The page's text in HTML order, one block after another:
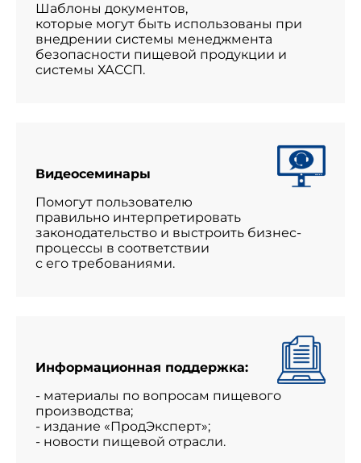
Шаблоны документов,
которые могут быть использованы при
внедрении системы менеджмента
безопасности пищевой продукции и
системы ХАССП.
Видеосеминары
Помогут пользователю
правильно интерпретировать
законодательство и выстроить бизнес-
процессы в соответствии
с его требованиями.
Информационная поддержка:
- материалы по вопросам пищевого
производства;
- издание «ПродЭксперт»;
- новости пищевой отрасли.